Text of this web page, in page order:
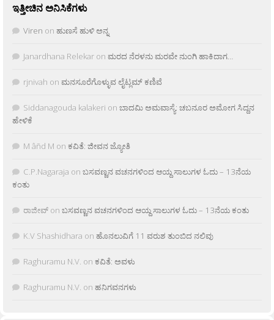
ಇತ್ತೀಚಿನ ಅನಿಸಿಕೆಗಳು
Viren on ಹುಣಸೆ ಹುಳಿ ಅನ್ನ
Janardhana Relekar on ಮರದ ನೆರಳನು ಮರವೇ ನುಂಗಿ ಹಾಕಿದಾಗ…
rjnivah on ಮನಸೂರೆಗೊಳ್ಳುವ ಲೈಟ್ಲಮ್ ಕಣಿವೆ
Siddanagouda kalakeri on ಬಾದಮಿ ಅಮವಾಸ್ಯೆ: ಚಬನೂರ ಅಮೋಗ ಸಿದ್ದನ
ಹೇಳಿಕೆ
M âñd M on ಕವಿತೆ: ಜೀವನ ಜ್ಯೋತಿ
C.P.Nagaraja on ಬಸವಣ್ಣನ ವಚನಗಳಿಂದ ಆಯ್ದ ಸಾಲುಗಳ ಓದು – 13ನೆಯ
ಕಂತು
ರಾಜೀವ್ on ಬಸವಣ್ಣನ ವಚನಗಳಿಂದ ಆಯ್ದ ಸಾಲುಗಳ ಓದು – 13ನೆಯ ಕಂತು
K.V Shashidhara on ಹೊನಲುವಿಗೆ 11 ವರುಶ ತುಂಬಿದ ನಲಿವು
Raghuramu N.V. on ಕವಿತೆ: ಅವಳು
Raghuramu N.V. on ಹನಿಗವನಗಳು